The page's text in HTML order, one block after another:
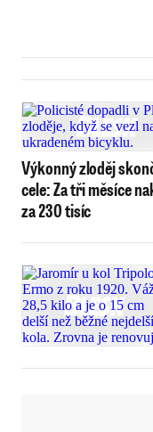
Výkonný zloděj
cele: Za tři měsíce
za 230 tisíc